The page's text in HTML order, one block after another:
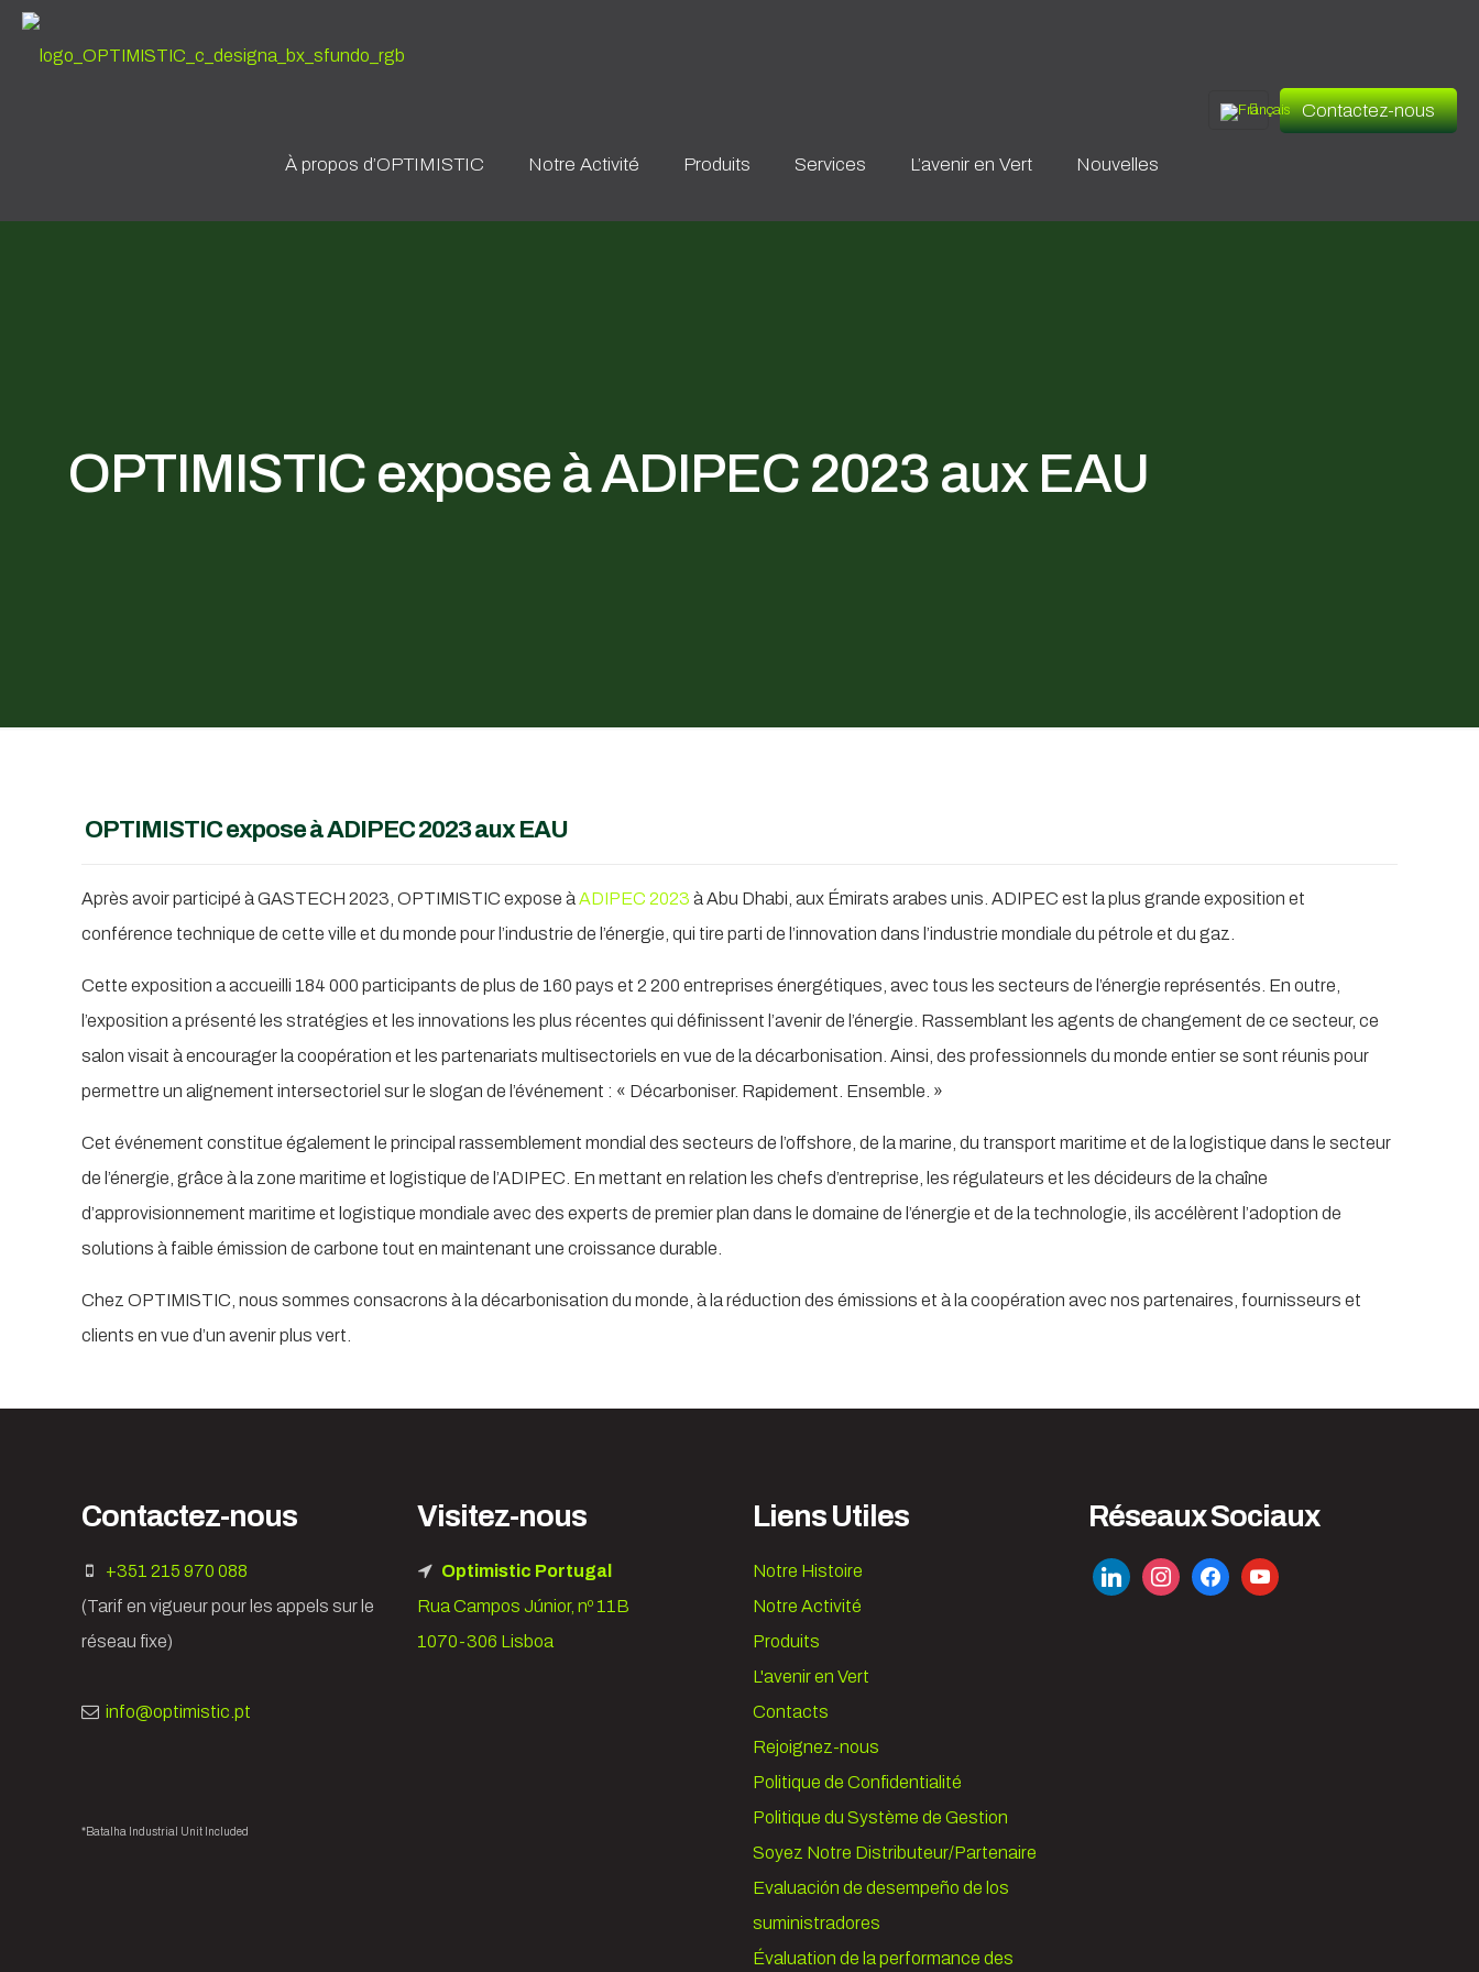
À propos d’OPTIMISTIC Notre Activité Produits Services L’avenir en Vert Nouvelles
Contactez-nous
OPTIMISTIC expose à ADIPEC 2023 aux EAU
OPTIMISTIC expose à ADIPEC 2023 aux EAU
Après avoir participé à GASTECH 2023, OPTIMISTIC expose àADIPEC 2023 à Abu Dhabi, aux Émirats arabes unis. ADIPEC est la plus grande exposition et
conférence technique de cette ville et du monde pour l’industrie de l’énergie, qui tire parti de l’innovation dans l’industrie mondiale du pétrole et du gaz.
Cette exposition a accueilli 184 000 participants de plus de 160 pays et 2 200 entreprises énergétiques, avec tous les secteurs de l’énergie représentés. En outre,
l’exposition a présenté les stratégies et les innovations les plus récentes qui définissent l’avenir de l’énergie. Rassemblant les agents de changement de ce secteur, ce
salon visait à encourager la coopération et les partenariats multisectoriels en vue de la décarbonisation. Ainsi, des professionnels du monde entier se sont réunis pour
permettre un alignement intersectoriel sur le slogan de l’événement : « Décarboniser. Rapidement. Ensemble. »
Cet événement constitue également le principal rassemblement mondial des secteurs de l’offshore, de la marine, du transport maritime et de la logistique dans le secteur
de l’énergie, grâce à la zone maritime et logistique de l’ADIPEC. En mettant en relation les chefs d’entreprise, les régulateurs et les décideurs de la chaîne
d’approvisionnement maritime et logistique mondiale avec des experts de premier plan dans le domaine de l’énergie et de la technologie, ils accélèrent l’adoption de
solutions à faible émission de carbone tout en maintenant une croissance durable.
Chez OPTIMISTIC, nous sommes consacrons à la décarbonisation du monde, à la réduction des émissions et à la coopération avec nos partenaires, fournisseurs et
clients en vue d’un avenir plus vert.
Contactez-nous
+351 215 970 088
(Tarif en vigueur pour les appels sur le
réseau fixe)
info@optimistic.pt
*Batalha Industrial Unit Included
Visitez-nous
Optimistic Portugal
Rua Campos Júnior, nº 11B
1070-306 Lisboa
Liens Utiles
Notre Histoire
Notre Activité
Produits
L'avenir en Vert
Contacts
Rejoignez-nous
Politique de Confidentialité
Politique du Système de Gestion
Soyez Notre Distributeur/Partenaire
Evaluación de desempeño de los
suministradores
Évaluation de la performance des
Réseaux Sociaux
linkedininstagramfacebookyoutube